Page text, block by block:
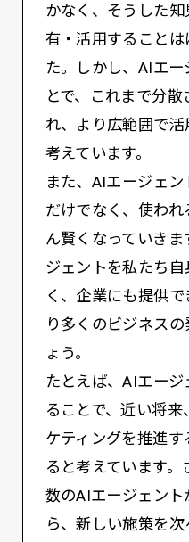
かなく、そうした
有・活用すること
た。しかし、AIエ
とで、これまで分
れ、より広範囲で
考えています。
また、AIエージェ
だけでなく、使わ
ん賢くなっていきま
ジェントを私たち
く、企業にも提供
り多くのビジネス
ょう。
たとえば、AIエー
ることで、近い将
ケティングを推進
ると考えています
数のAIエージェン
ら、新しい施策を